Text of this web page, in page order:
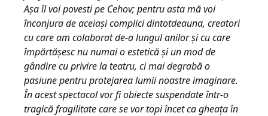
Aşa îl voi povesti pe Cehov; pentru asta mă voi
înconjura de aceiaşi complici dintotdeauna, creatori
cu care am colaborat de-a lungul anilor şi cu care
împărtăşesc nu numai o estetică şi un mod de
gândire cu privire la teatru, ci mai degrabă o
pasiune pentru protejarea lumii noastre imaginare.
În acest spectacol vor fi obiecte suspendate într-o
tragică fragilitate care se vor topi încet ca gheaţa în